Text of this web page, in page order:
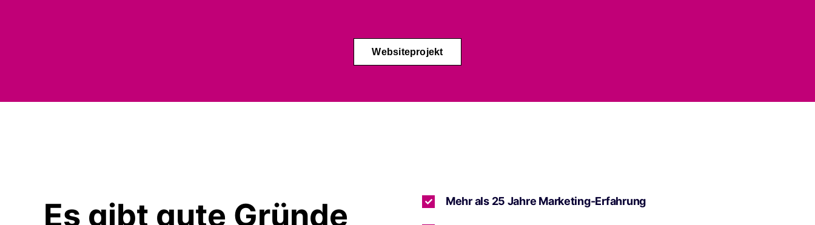
Websiteprojekt
Es gibt gute Gründe
Mehr als 25 Jahre Marketing-Erfahrung